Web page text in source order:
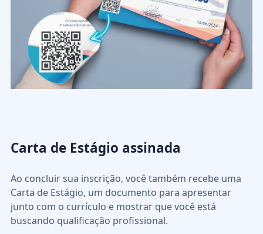
Carta de Estágio assinada
Ao concluir sua inscrição, você também recebe uma
Carta de Estágio, um documento para apresentar
junto com o currículo e mostrar que você está
buscando qualificação profissional.